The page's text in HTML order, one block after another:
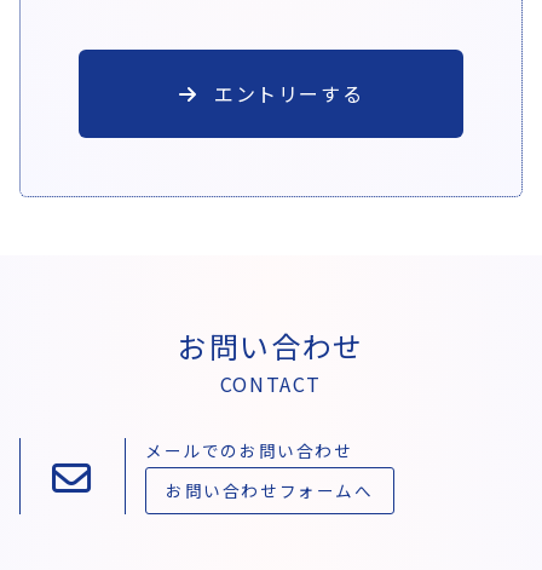
エントリーする
お問い合わせ
CONTACT
メールでのお問い合わせ
お問い合わせフォームへ